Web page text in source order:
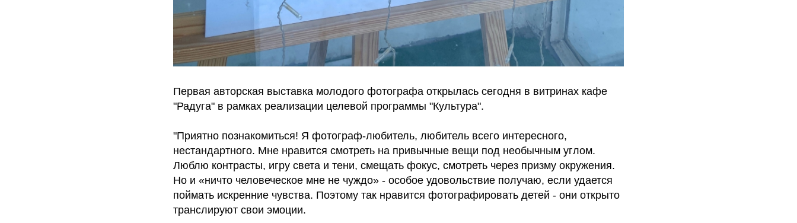
Первая авторская выставка молодого фотографа открылась сегодня в витринах кафе
"Радуга" в рамках реализации целевой программы "Культура".
"Приятно познакомиться! Я фотограф-любитель, любитель всего интересного,
нестандартного. Мне нравится смотреть на привычные вещи под необычным углом.
Люблю контрасты, игру света и тени, смещать фокус, смотреть через призму окружения.
Но и «ничто человеческое мне не чуждо» - особое удовольствие получаю, если удается
поймать искренние чувства. Поэтому так нравится фотографировать детей - они открыто
транслируют свои эмоции.